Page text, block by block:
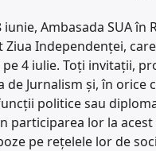
iunie, Ambasada SUA în
Independenței,
4 iulie. Toți invitații,
de Jurnalism și, în orice
politice sau
participarea lor la
pe rețelele lor de